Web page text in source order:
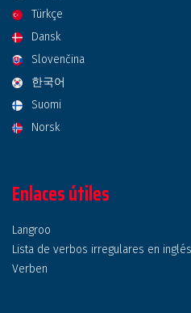
Türkçe
Dansk
Slovenčina
한국어
Suomi
Norsk
Enlaces útiles
Langroo
Lista de verbos irregulares en inglés
Verben